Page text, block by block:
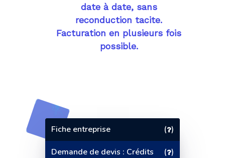
date à date, sans
reconduction tacite.
Facturation en plusieurs fois
possible.
Fiche entreprise ( )
Demande de devis : Crédits ( )